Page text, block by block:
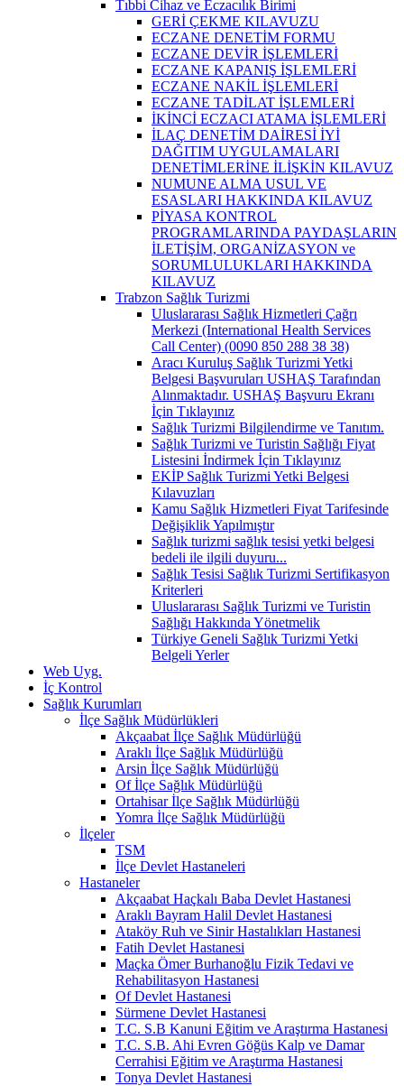
Tıbbi Cihaz ve Eczacılık Birimi
GERİ ÇEKME KILAVUZU
ECZANE DENETİM FORMU
ECZANE DEVİR İŞLEMLERİ
ECZANE KAPANIŞ İŞLEMLERİ
ECZANE NAKİL İŞLEMLERİ
ECZANE TADİLAT İŞLEMLERİ
İKİNCİ ECZACI ATAMA İŞLEMLERİ
İLAÇ DENETİM DAİRESİ İYİ
DAĞITIM UYGULAMALARI
DENETİMLERİNE İLİŞKİN KILAVUZ
NUMUNE ALMA USUL VE
ESASLARI HAKKINDA KILAVUZ
PİYASA KONTROL
PROGRAMLARINDA PAYDAŞLARIN
İLETİŞİM, ORGANİZASYON ve
SORUMLULUKLARI HAKKINDA
KILAVUZ
Trabzon Sağlık Turizmi
Uluslararası Sağlık Hizmetleri Çağrı
Merkezi (International Health Services
Call Center) (0090 850 288 38 38)
Aracı Kuruluş Sağlık Turizmi Yetki
Belgesi Başvuruları USHAŞ Tarafından
Alınmaktadır. USHAŞ Başvuru Ekranı
İçin Tıklayınız
Sağlık Turizmi Bilgilendirme ve Tanıtım.
Sağlık Turizmi ve Turistin Sağlığı Fiyat
Listesini İndirmek İçin Tıklayınız
EKİP Sağlık Turizmi Yetki Belgesi
Kılavuzları
Kamu Sağlık Hizmetleri Fiyat Tarifesinde
Değişiklik Yapılmıştır
Sağlık turizmi sağlık tesisi yetki belgesi
bedeli ile ilgili duyuru...
Sağlık Tesisi Sağlık Turizmi Sertifikasyon
Kriterleri
Uluslararası Sağlık Turizmi ve Turistin
Sağlığı Hakkında Yönetmelik
Türkiye Geneli Sağlık Turizmi Yetki
Belgeli Yerler
Web Uyg.
İç Kontrol
Sağlık Kurumları
İlçe Sağlık Müdürlükleri
Akçaabat İlçe Sağlık Müdürlüğü
Araklı İlçe Sağlık Müdürlüğü
Arsin İlçe Sağlık Müdürlüğü
Of İlçe Sağlık Müdürlüğü
Ortahisar İlçe Sağlık Müdürlüğü
Yomra İlçe Sağlık Müdürlüğü
İlçeler
TSM
İlçe Devlet Hastaneleri
Hastaneler
Akçaabat Haçkalı Baba Devlet Hastanesi
Araklı Bayram Halil Devlet Hastanesi
Ataköy Ruh ve Sinir Hastalıkları Hastanesi
Fatih Devlet Hastanesi
Maçka Ömer Burhanoğlu Fizik Tedavi ve
Rehabilitasyon Hastanesi
Of Devlet Hastanesi
Sürmene Devlet Hastanesi
T.C. S.B Kanuni Eğitim ve Araştırma Hastanesi
T.C. S.B. Ahi Evren Göğüs Kalp ve Damar
Cerrahisi Eğitim ve Araştırma Hastanesi
Tonya Devlet Hastanesi